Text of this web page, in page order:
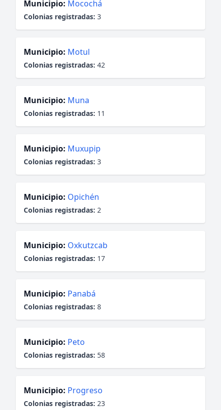
Municipio: Mocochá
Colonias registradas: 3
Municipio: Motul
Colonias registradas: 42
Municipio: Muna
Colonias registradas: 11
Municipio: Muxupip
Colonias registradas: 3
Municipio: Opichén
Colonias registradas: 2
Municipio: Oxkutzcab
Colonias registradas: 17
Municipio: Panabá
Colonias registradas: 8
Municipio: Peto
Colonias registradas: 58
Municipio: Progreso
Colonias registradas: 23